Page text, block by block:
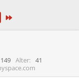
149 Alter
41